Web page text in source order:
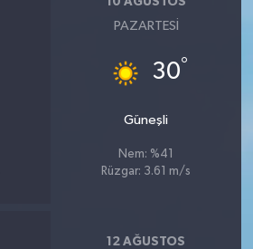
PAZARTESI
30°
Güneşli
Nem: %41
Rüzgar: 3.61 m/s
12 AĞUSTOS